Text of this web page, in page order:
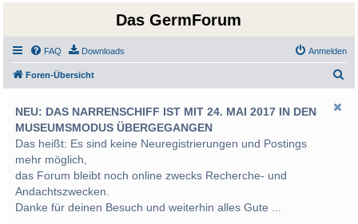
Das GermForum
FAQ Downloads Anmelden
Foren-Übersicht
NEU: DAS NARRENSCHIFF IST MIT 24. MAI 2017 IN DEN
MUSEUMSMODUS ÜBERGEGANGEN
Das heißt: Es sind keine Neuregistrierungen und Postings
mehr möglich,
das Forum bleibt noch online zwecks Recherche- und
Andachtszwecken.
Danke für deinen Besuch und weiterhin alles Gute ...